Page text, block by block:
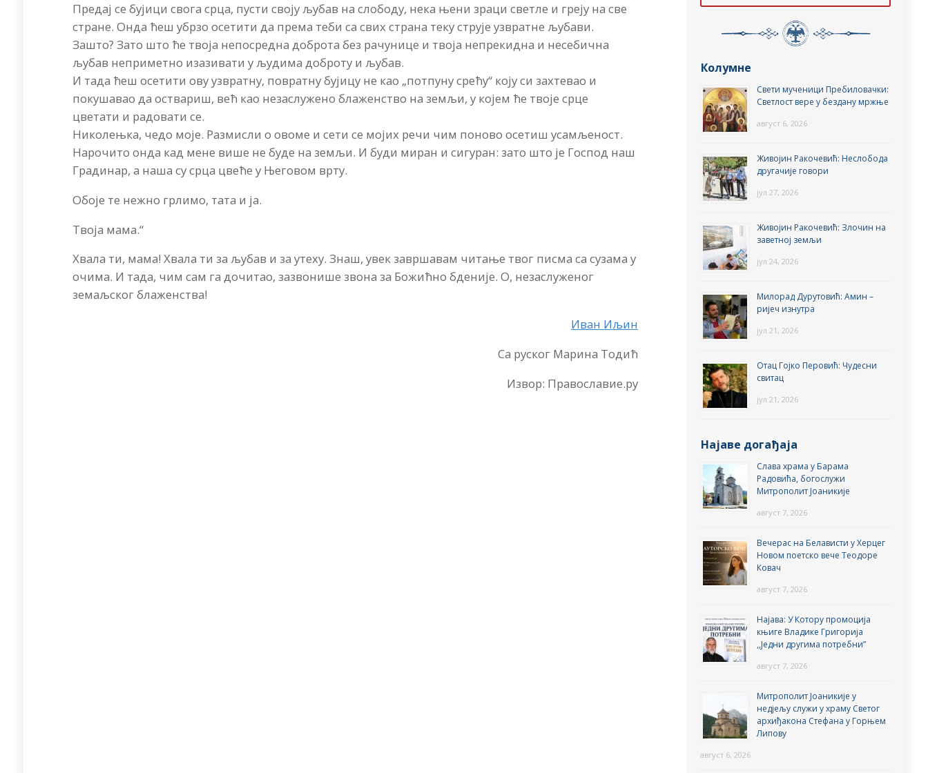
Предај се бујици свога срца, пусти своју љубав на слободу, нека њени зраци светле и греју на све
стране. Онда ћеш убрзо осетити да према теби са свих страна теку струје узвратне љубави.
Зашто? Зато што ће твоја непосредна доброта без рачунице и твоја непрекидна и несебична
љубав неприметно изазивати у људима доброту и љубав.
И тада ћеш осетити ову узвратну, повратну бујицу не као „потпуну срећу“ коју си захтевао и
покушавао да оствариш, већ као незаслужено блаженство на земљи, у којем ће твоје срце
цветати и радовати се.
Николењка, чедо моје. Размисли о овоме и сети се мојих речи чим поново осетиш усамљеност.
Нарочито онда кад мене више не буде на земљи. И буди миран и сигуран: зато што је Господ наш
Градинар, а наша су срца цвеће у Његовом врту.
Обоје те нежно грлимо, тата и ја.
Твоја мама.“
Хвала ти, мама! Хвала ти за љубав и за утеху. Знаш, увек завршавам читање твог писма са сузама у
очима. И тада, чим сам га дочитао, зазвонише звона за Божићно бденије. О, незаслуженог
земаљског блаженства!
Иван Иљин
Са руског Марина Тодић
Извор: Православие.ру
Колумне
Свети мученици Пребиловачки:
Светлост вере у бездану мржње
август 6, 2026
Живојин Ракочевић: Неслобода
другачије говори
јул 27, 2026
Живојин Ракочевић: Злочин на
заветној земљи
јул 24, 2026
Милорад Дурутовић: Амин –
ријеч изнутра
јул 21, 2026
Отац Гојко Перовић: Чудесни
свитац
јул 21, 2026
Најаве догађаја
Слава храма у Барама
Радовића, богослужи
Митрополит Јоаникије
август 7, 2026
Вечерас на Белависти у Херцег
Новом поетско вече Теодоре
Ковач
август 7, 2026
Најава: У Котору промоција
књиге Владике Григорија
,,Једни другима потребни”
август 7, 2026
Митрополит Јоаникије у
недјељу служи у храму Светог
архиђакона Стефана у Горњем
Липову
август 6, 2026